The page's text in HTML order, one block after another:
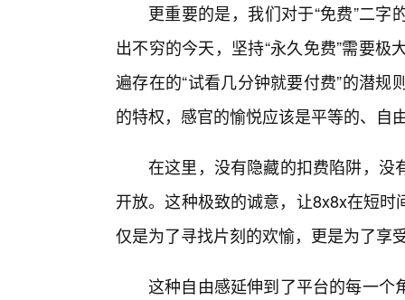
更重要的是，我们对于“免费”二
出不穷的今天，坚持“永久免费”需要
遍存在的“试看几分钟就要付费”的潜
的特权，感官的愉悦应该是平等的、自
在这里，没有隐藏的扣费陷阱，没
开放。这种极致的诚意，让8x8x在短
仅是为了寻找片刻的欢愉，更是为了享
这种自由感延伸到了平台的每一个